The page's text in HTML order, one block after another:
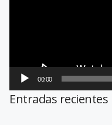
00:00
Entradas recientes